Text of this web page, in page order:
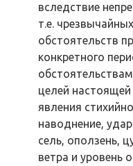
вследствие
т.е.
обстоятельств
конкретного
целей
явления
наводнение,
сель, оползень,
ветра и уровень